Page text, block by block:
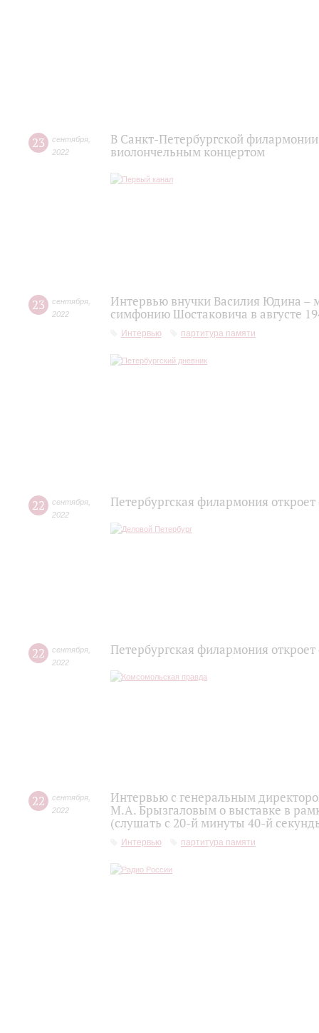
23 сентября
2022
В Санкт-Петербургской
виолончельным концертом
23 сентября
2022
Интервью внучки Василия Юдина –
симфонию Шостаковича в августе
Интервью партитура памяти
22 сентября
2022
Петербургская филармония
22 сентября
2022
Петербургская филармония
22 сентября
2022
Интервью с генеральным
М.А. Брызгаловым о выставке в
(слушать с 20-й минуты 40-й
Интервью партитура памяти